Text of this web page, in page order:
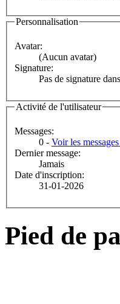
Personnalisation
Avatar:
(Aucun avatar)
Signature:
Pas de signature
Activité de l'utilisateur
Messages:
0 - Voir les
Dernier message:
Jamais
Date d'inscription:
31-01-2026
Pied de